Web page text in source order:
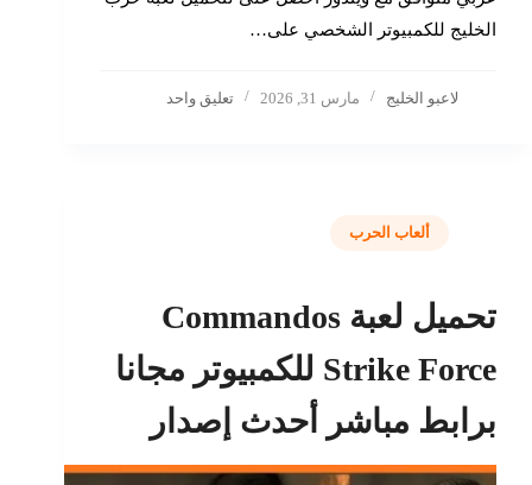
الخليج للكمبيوتر الشخصي على…
لاعبو الخليج مارس 31, 2026 تعليق واحد
ألعاب الحرب
تحميل لعبة Commandos
Strike Force للكمبيوتر مجانا
برابط مباشر أحدث إصدار